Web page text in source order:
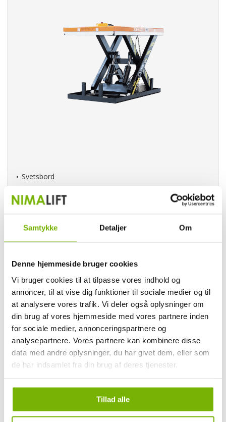
Samtykke Detaljer Om
Denne hjemmeside bruger cookies
Vi bruger cookies til at tilpasse vores indhold og
annoncer, til at vise dig funktioner til sociale medier og til
at analysere vores trafik. Vi deler også oplysninger om
din brug af vores hjemmeside med vores partnere inden
for sociale medier, annonceringspartnere og
analysepartnere. Vores partnere kan kombinere disse
data med andre oplysninger, du har givet dem, eller som
de har indsamlet fra din brug af deres tjenester.
Tillad alle
Svetsbord
Verkstadsbord
CE-godkänd (godkänd till professionellt bruk)
26.899,00,- ex. moms
33.623,75,- inkl. moms
4 st. i lager
Visa mer och köp
Hydrauliskt lyftbord - 2000 kg